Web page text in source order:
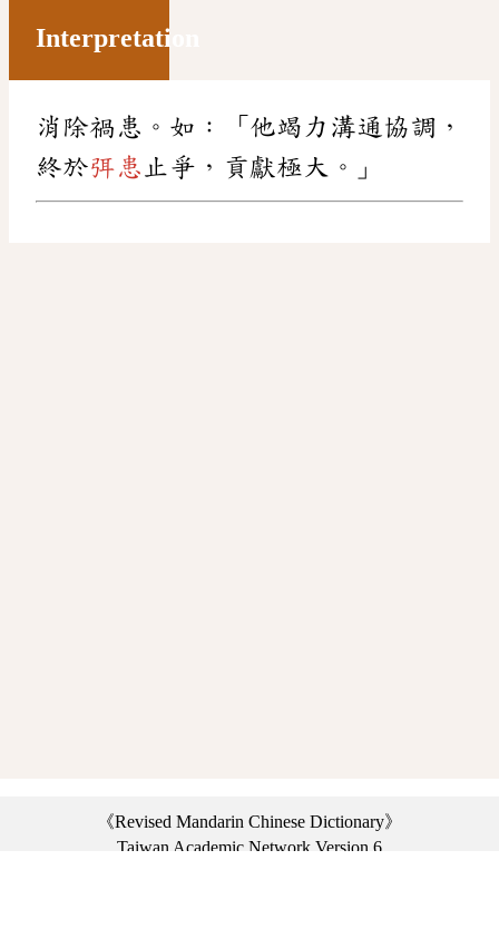
Interpretation
消除禍患。如：「他竭力溝通協調，
終於弭患 止爭，貢獻極大。」
《Revised Mandarin Chinese Dictionary》
Taiwan Academic Network Version 6